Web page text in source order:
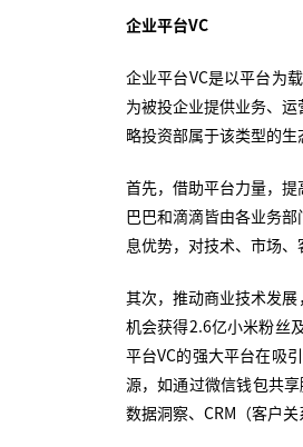
企业平台VC
企业平台VC是以平台为
为被投企业提供业务、
略投资部属于该类型的生
首先，借助平台力量，
巴巴和滴滴皆由各业务
息优势，对技术、市场
其次，推动商业技术发
机会获得2.6亿小米粉丝
平台VC的强大平台在吸
源，如通过微信钱包共
数据洞察、CRM（客户